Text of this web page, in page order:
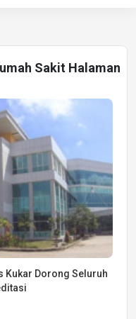
Sakit Halaman
Kukar Dorong Seluruh